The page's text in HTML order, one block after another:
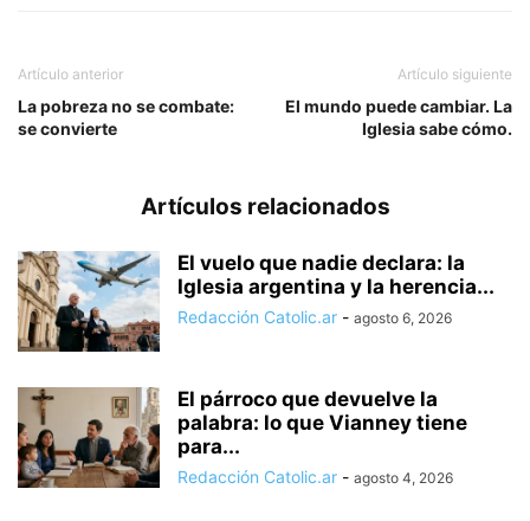
Artículo anterior
La pobreza no se combate:
se convierte
Artículo siguiente
El mundo puede cambiar. La
Iglesia sabe cómo.
Artículos relacionados
El vuelo que nadie declara: la
Iglesia argentina y la herencia...
Redacción Catolic.ar - agosto 6, 2026
El párroco que devuelve la
palabra: lo que Vianney tiene
para...
Redacción Catolic.ar - agosto 4, 2026